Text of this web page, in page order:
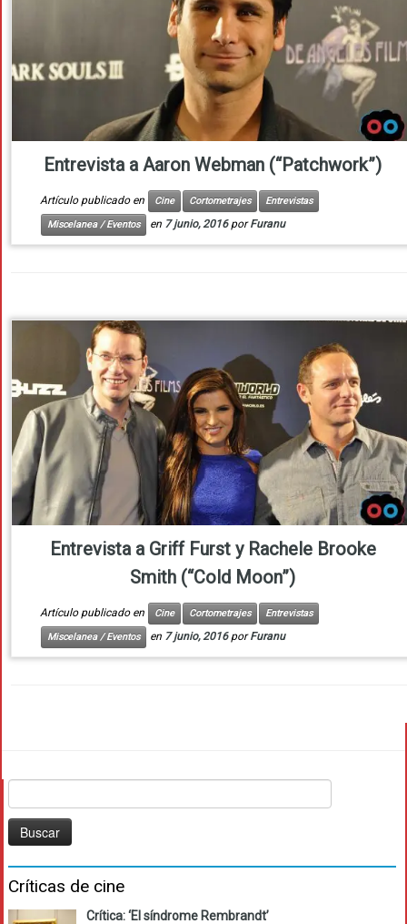
Entrevista a Aaron Webman (“Patchwork”)
Artículo publicado en Cine Cortometrajes
Entrevistas
Miscelanea / Eventos
en 7 junio, 2016 porFuranu
Entrevista a Griff Furst y Rachele Brooke
Smith (“Cold Moon”)
Artículo publicado en Cine Cortometrajes
Entrevistas
Miscelanea / Eventos
en 7 junio, 2016 porFuranu
Críticas de cine
Crítica: ‘El síndrome Rembrandt’